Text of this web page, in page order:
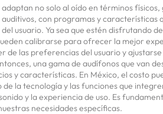
no solo al oído en términos
con programas y características
usuario. Ya sea que estén disfrutando
calibrarse para ofrecer la mejor
de las preferencias del usuario y
una gama de audífonos que van
y características. En México, el costo
la tecnología y las funciones que
y la experiencia de uso. Es
necesidades específicas.